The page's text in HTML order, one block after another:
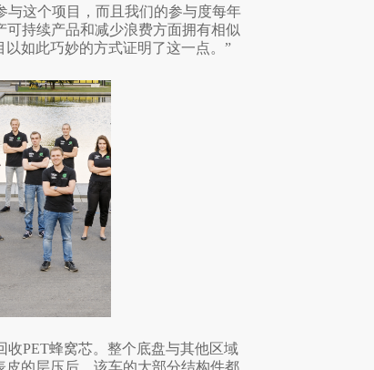
与这个项目，而且我们的参与度每年
持续产品和减少浪费方面拥有相似
如此巧妙的方式证明了这一点。”
收PET蜂窝芯。整个底盘与其他区域
的层压后，该车的大部分结构件都